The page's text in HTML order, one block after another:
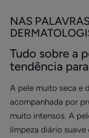
NAS
Tudo sobre a
tendência
A pele muito seca e
acompanhada por
muito intensos. A
limpeza diário suave